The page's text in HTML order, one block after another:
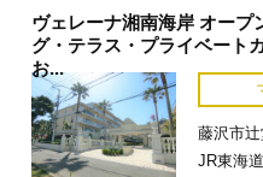
ヴェレーナ湘南海岸 オープ
グ・テラス・プライベート
お...
藤沢市辻
JR東海